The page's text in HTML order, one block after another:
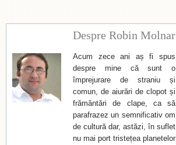
Despre Robin Molnar
Acum zece ani aș fi spus
despre mine că sunt o
împrejurare de straniu și
comun, de aiurări de clopot și
frământări de clape, ca să
parafrazez un semnificativ om
de cultură dar, astăzi, în suflet
nu mai port tristețea planetelor